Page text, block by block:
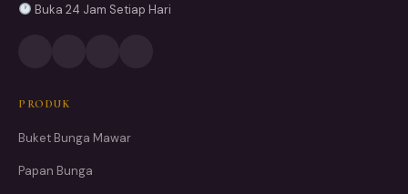
Buka 24 Jam Setiap Hari
PRODUK
Buket Bunga Mawar
Papan Bunga